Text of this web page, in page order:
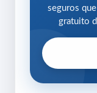
seguros
gratuito